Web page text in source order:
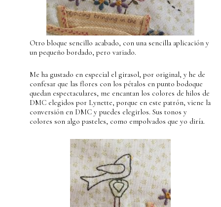
Otro bloque sencillo acabado, con una sencilla aplicación y
un pequeño bordado, pero variado.
Me ha gustado en especial el girasol, por original, y he de
confesar que las flores con los pétalos en punto bodoque
quedan espectaculares, me encantan los colores de hilos de
DMC elegidos por Lynette, porque en este patrón, viene la
conversión en DMC y puedes elegirlos. Sus tonos y
colores son algo pasteles, como empolvados que yo diría.